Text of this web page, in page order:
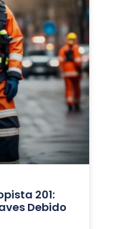
201:
Debido